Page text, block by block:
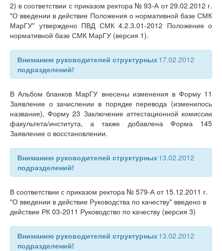
2) в соответствии с приказом ректора № 93-А от 29.02.2012 г.
"О введении в действие Положения о нормативной базе СМК
МарГУ" утверждено ПВД СМК 4.2.3.01-2012 Положение о
нормативной базе СМК МарГУ (версия 1).
17.02.2012
Вниманию руководителей структурных
подразделений!
В Альбом бланков МарГУ внесены изменения в Форму 11
Заявление о зачислении в порядке перевода (изменилось
название), Форму 23 Заключение аттестационной комиссии
факультета/института, а также добавлена Форма 145
Заявление о восстановлении.
13.02.2012
Вниманию руководителей структурных
подразделений!
В соответствии с приказом ректора № 579-А от 15.12.2011 г.
"О введении в действие Руководства по качеству" введено в
действие РК 03-2011 Руководство по качеству (версия 3)
13.02.2012
Вниманию руководителей структурных
подразделений!